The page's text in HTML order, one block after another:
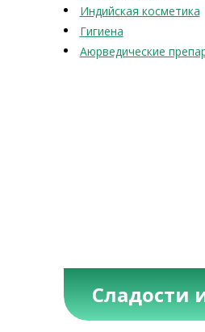
Индийская косметика
Гигиена
Аюрведические
Сладости